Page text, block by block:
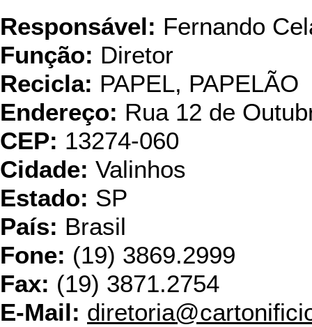
Responsável: Fernando
Função: Diretor
Recicla: PAPEL, PAPELÃO
Endereço: Rua 12 de
CEP: 13274-060
Cidade: Valinhos
Estado: SP
País: Brasil
Fone: (19) 3869.2999
Fax: (19) 3871.2754
E-Mail: